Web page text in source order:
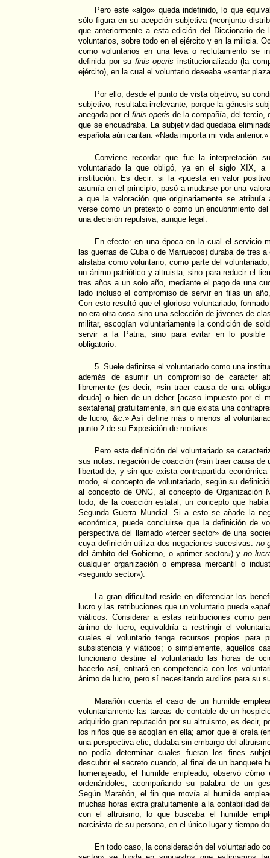
Pero este «algo» queda indefinido, lo que
sólo figura en su acepción subjetiva («conjunto
que anteriormente a esta edición del Diccionario de
voluntarios, sobre todo en el ejército y en la milicia.
como voluntarios en una leva o reclutamiento se
definida por su finis operis institucionalizado (la
ejército), en la cual el voluntario deseaba «sentar
Por ello, desde el punto de vista objetivo, su
subjetivo, resultaba irrelevante, porque la génesis
anegada por el finis operis de la compañía, del tercio,
que se encuadraba. La subjetividad quedaba
española aún cantan: «Nada importa mi vida anterior.»
Conviene recordar que fue la interpretación
voluntariado la que obligó, ya en el siglo XIX, a
institución. Es decir: si la «puesta en valor
asumía en el principio, pasó a mudarse por una
a que la valoración que originariamente se
verse como un pretexto o como un encubrimiento
una decisión repulsiva, aunque legal.
En efecto: en una época en la cual el servicio
las guerras de Cuba o de Marruecos) duraba de tres
alistaba como voluntario, como parte del
un ánimo patriótico y altruista, sino para reducir el
tres años a un solo año, mediante el pago de una
lado incluso el compromiso de servir en filas un
Con esto resultó que el glorioso voluntariado,
no era otra cosa sino una selección de jóvenes de
militar, escogían voluntariamente la condición de
servir a la Patria, sino para evitar en lo posible
obligatorio.
5. Suele definirse el voluntariado como una
además de asumir un compromiso de carácter
libremente (es decir, «sin traer causa de una
deuda] o bien de un deber [acaso impuesto por el
sextaferia] gratuitamente, sin que exista una
de lucro, &c.» Así define más o menos al
punto 2 de su Exposición de motivos.
Pero esta definición del voluntariado se
sus notas: negación de coacción («sin traer causa de
libertad-de, y sin que exista contrapartida
modo, el concepto de voluntariado, según su
al concepto de ONG, al concepto de Organización
todo, de la coacción estatal; un concepto que
Segunda Guerra Mundial. Si a esto se añade la
económica, puede concluirse que la definición de
perspectiva del llamado «tercer sector» de una
cuya definición utiliza dos negaciones sucesivas: no
del ámbito del Gobierno, o «primer sector») yno
cualquier organización o empresa mercantil o
«segundo sector»).
La gran dificultad reside en diferenciar los
lucro y las retribuciones que un voluntario pueda
viáticos. Considerar a estas retribuciones como
ánimo de lucro, equivaldría a restringir el
cuales el voluntario tenga recursos propios para
subsistencia y viáticos; o simplemente, aquellos
funcionario destine al voluntariado las horas de
hacerlo así, entrará en competencia con los
ánimo de lucro, pero sí necesitando auxilios para su
Marañón cuenta el caso de un humilde
voluntariamente las tareas de contable de un
adquirido gran reputación por su altruismo, es decir,
los niños que se acogían en ella; amor que él creía
una perspectiva etic, dudaba sin embargo del
no podía determinar cuales fueran los fines
descubrir el secreto cuando, al final de un banquete
homenajeado, el humilde empleado, observó
ordenándoles, acompañando su palabra de un
Según Marañón, el fin que movía al humilde
muchas horas extra gratuitamente a la contabilidad
con el altruismo; lo que buscaba el humilde
narcisista de su persona, en el único lugar y tiempo
En todo caso, la consideración del voluntariado